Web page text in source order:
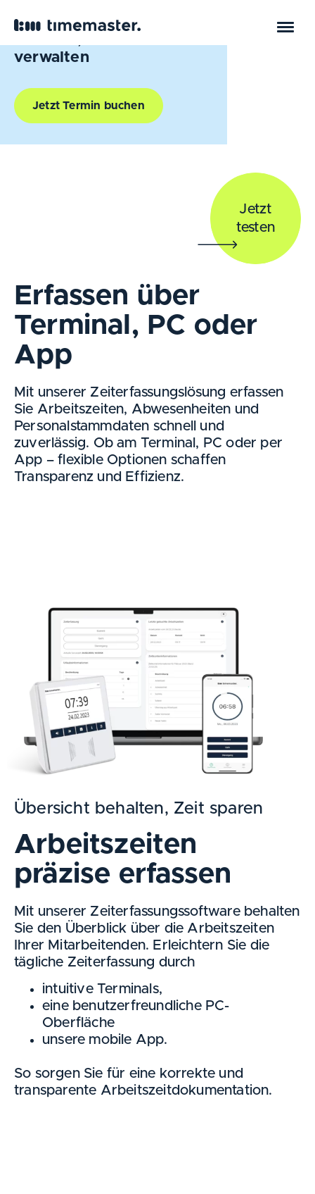
Arbeitszeiten flexibel
verwalten
Jetzt Termin buchen
Erfassen über
Terminal, PC oder
App
Mit unserer Zeiterfassungslösung erfassen
Sie Arbeitszeiten, Abwesenheiten und
Personalstammdaten schnell und
zuverlässig. Ob am Terminal, PC oder per
App – flexible Optionen schaffen
Transparenz und Effizienz.
Jetzt
testen
Übersicht behalten, Zeit sparen
Arbeitszeiten
präzise erfassen
Mit unserer Zeiterfassungssoftware behalten
Sie den Überblick über die Arbeitszeiten
Ihrer Mitarbeitenden. Erleichtern Sie die
tägliche Zeiterfassung durch
intuitive Terminals,
eine benutzerfreundliche PC-
Oberfläche
unsere mobile App.
So sorgen Sie für eine korrekte und
transparente Arbeitszeitdokumentation.